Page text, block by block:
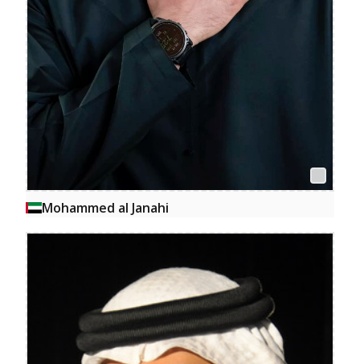
Mohammed al Janahi